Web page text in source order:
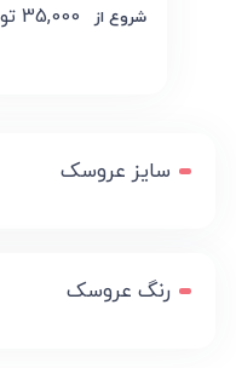
35,000
سایز عروسک
رنگ عروسک